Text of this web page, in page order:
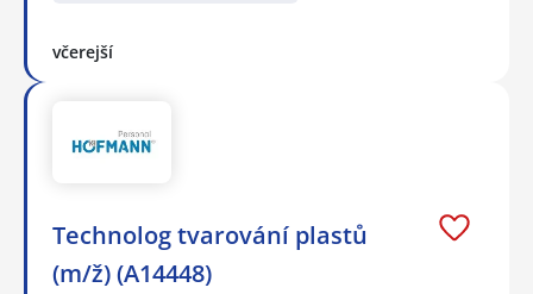
včerejší
Technolog tvarování plastů
(m/ž) (A14448)